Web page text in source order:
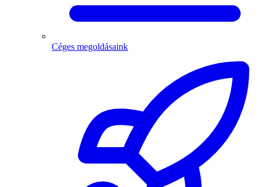
Céges megoldásaink